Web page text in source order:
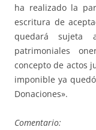
ha realizado la
escritura de
quedará sujeta
patrimoniales
concepto de actos
imponible ya
Donaciones».
Comentario: